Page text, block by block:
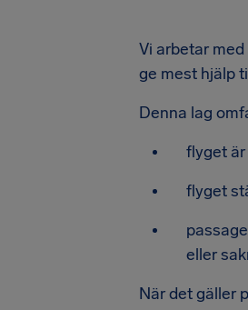
Vi arbetar
ge mest hjälp
Denna lag
flyget är
flyget
eller
När det gäller